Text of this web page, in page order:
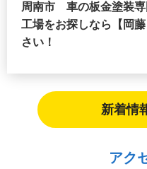
周南市 車の板金塗装専
工場をお探しなら【岡
さい！
新着情
アク